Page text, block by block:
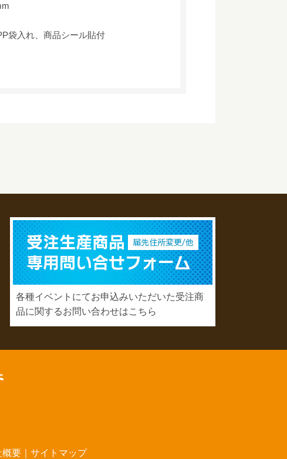
袋入れ、商品シール貼付
各種イベントにてお申込みいただいた受注商
品に関するお問い合わせはこちら
概要｜ サイトマップ